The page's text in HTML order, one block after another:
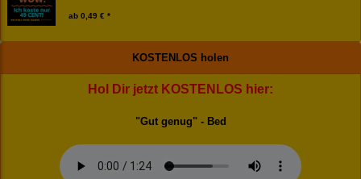
ab 0,49 € *
KOSTENLOS holen
Hol Dir jetzt KOSTENLOS hier:
"Gut genug" - Bed